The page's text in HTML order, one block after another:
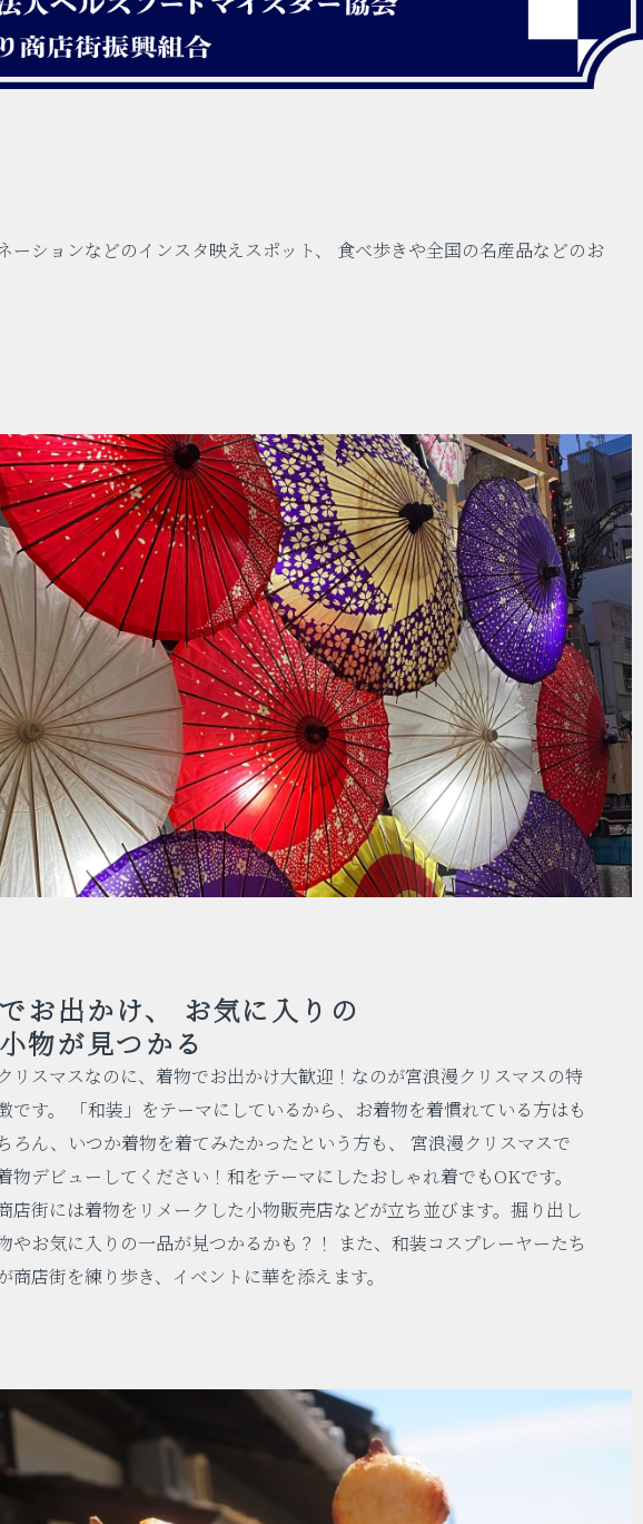
ションなどのインスタ映えスポット、 食べ歩きや全国の名産品などのお
お出かけ、
お気に入りの
物が見つかる
クリスマスなのに、着物でお出かけ大歓迎！なのが宮浪漫クリスマスの特
です。 「和装」をテーマにしているから、お着物を着慣れている方はも
ろん、いつか着物を着てみたかったという方も、 宮浪漫クリスマスで
物デビューしてください！和をテーマにしたおしゃれ着でもOKです。
店街には着物をリメークした小物販売店などが立ち並びます。掘り出し
やお気に入りの一品が見つかるかも？！ また、和装コスプレーヤーたち
商店街を練り歩き、イベントに華を添えます。